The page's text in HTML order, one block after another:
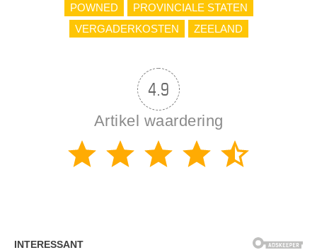
POWNED
PROVINCIALE STATEN
VERGADERKOSTEN
ZEELAND
4.9
Artikel waardering